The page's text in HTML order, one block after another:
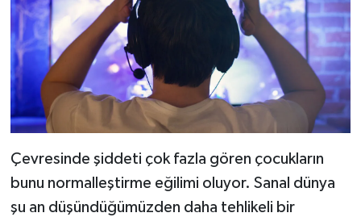
Çevresinde şiddeti çok fazla gören çocukların
bunu normalleştirme eğilimi oluyor. Sanal dünya
şu an düşündüğümüzden daha tehlikeli bir